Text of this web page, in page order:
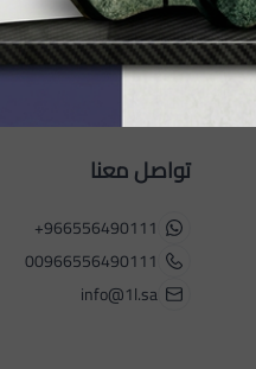
تواصل معنا
+966556490111
00966556490111
info@1l.sa